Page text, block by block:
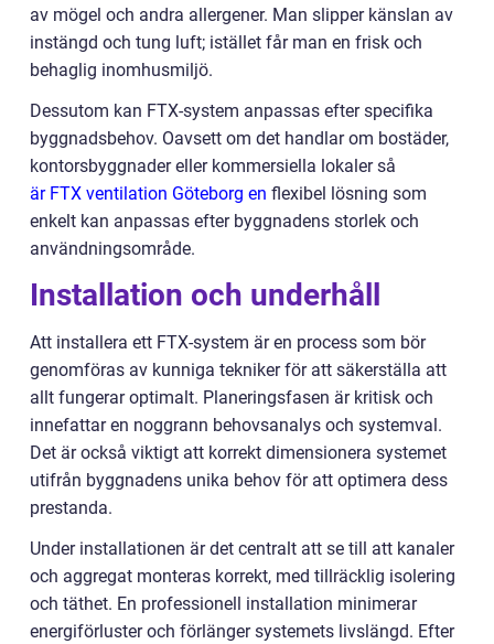
av mögel och andra allergener. Man slipper känslan av
instängd och tung luft; istället får man en frisk och
behaglig inomhusmiljö.
Dessutom kan FTX-system anpassas efter specifika
byggnadsbehov. Oavsett om det handlar om bostäder,
kontorsbyggnader eller kommersiella lokaler så
är FTX ventilation Göteborg en flexibel lösning som
enkelt kan anpassas efter byggnadens storlek och
användningsområde.
Installation och underhåll
Att installera ett FTX-system är en process som bör
genomföras av kunniga tekniker för att säkerställa att
allt fungerar optimalt. Planeringsfasen är kritisk och
innefattar en noggrann behovsanalys och systemval.
Det är också viktigt att korrekt dimensionera systemet
utifrån byggnadens unika behov för att optimera dess
prestanda.
Under installationen är det centralt att se till att kanaler
och aggregat monteras korrekt, med tillräcklig isolering
och täthet. En professionell installation minimerar
energiförluster och förlänger systemets livslängd. Efter